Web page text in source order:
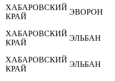
ХАБАРОВСКИЙ
КРАЙ
ЭВОРОН
ХАБАРОВСКИЙ
КРАЙ
ЭЛЬБАН
ХАБАРОВСКИЙ
КРАЙ
ЭЛЬБАН